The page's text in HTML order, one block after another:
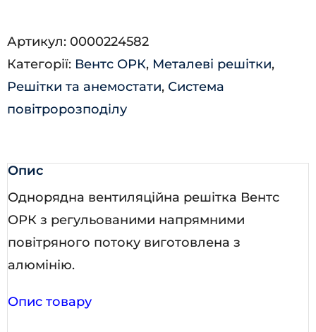
кількість
Артикул: 0000224582
Категорії: Вентс ОРК, Металеві решітки,
Решітки та анемостати, Система
повітророзподілу
Опис
Однорядна вентиляційна решітка Вентс
ОРК з регульованими напрямними
повітряного потоку виготовлена з
алюмінію.
Опис товару